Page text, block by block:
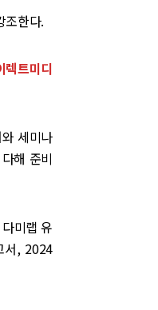
조한다.
렉트미디
세미나
해 준비
미랩 유
서, 2024